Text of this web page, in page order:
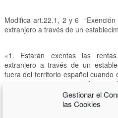
Gestionar el
las Cookies
Modifica art.22.1, 2 y 6
extranjero a través de un
«1. Estarán exentas las
extranjero a través de un
fuera del territorio español cuando
no exento a un impuesto de
Impuesto con un tipo nominal de,
los términos del apartado 1 del